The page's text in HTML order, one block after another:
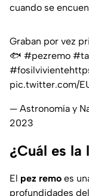
cuando se
Graban por vez
🐟 #pezremo
#fosilviviente
pic.twitter.com/
— Astronomía y
2023
¿Cuál es la
El pez remo es
profundidades